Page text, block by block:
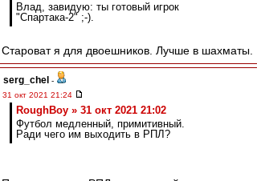
Влад, завидую: ты готовый игрок
"Спартака-2" ;-).
Староват я для двоешников. Лучше в шахматы.
serg_chel -
31 окт 2021 21:24
RoughBoy » 31 окт 2021 21:02
Футбол медленный, примитивный.
Ради чего им выходить в РПЛ?